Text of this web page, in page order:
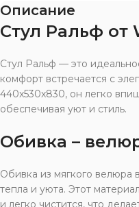
Описание
Стул Ральф от
Стул Ральф — это
комфорт встречается с
440x530x830, он легко
обеспечивая уют и стиль.
Обивка –
Обивка из мягкого велюра
тепла и уюта. Этот
и легко чистится, что